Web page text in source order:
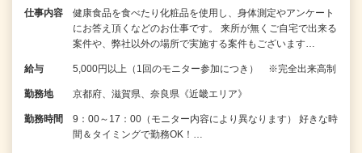
仕事内容
健康食品を食べたり化粧品を使用し、身体測定やアンケート
にお答え頂くなどのお仕事です。 来所が無くご自宅で出来る
案件や、弊社以外の場所で実施する案件もございます…
給与 5,000円以上（1回のモニター参加につき） ※完全出来高制
勤務地 京都府、滋賀県、奈良県《近畿エリア》
勤務時間
9：00～17：00（モニター内容により異なります） 好きな時
間＆タイミングで勤務OK！…